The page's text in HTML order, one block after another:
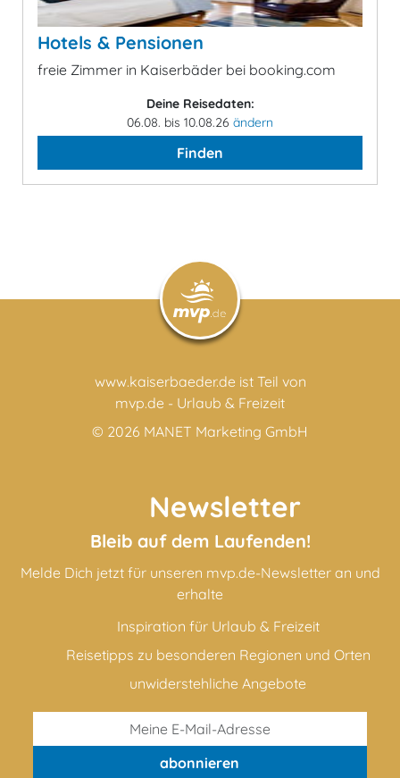
Hotels & Pensionen
freie Zimmer in Kaiserbäder bei booking.com
Deine Reisedaten:
06.08. bis 10.08.26 ändern
Finden
www.kaiserbaeder.de ist Teil von
mvp.de - Urlaub & Freizeit
© 2026 MANET Marketing GmbH
Newsletter
Bleib auf dem Laufenden!
Melde Dich jetzt für unseren mvp.de-Newsletter an und
erhalte
Inspiration für Urlaub & Freizeit
Reisetipps zu besonderen Regionen und Orten
unwiderstehliche Angebote
abonnieren